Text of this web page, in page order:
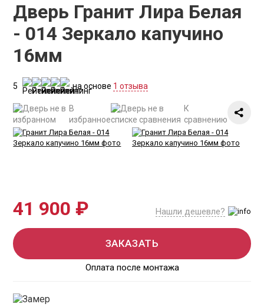
Дверь Гранит Лира Белая
- 014 Зеркало капучино
16мм
5 на основе 1 отзыва
В
избранное
К
сравнению
41 900 ₽ Нашли дешевле?
ЗАКАЗАТЬ
Оплата после монтажа